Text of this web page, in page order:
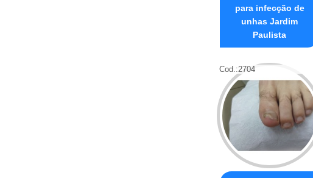
para infecção de
unhas Jardim
Paulista
Cod.:2704